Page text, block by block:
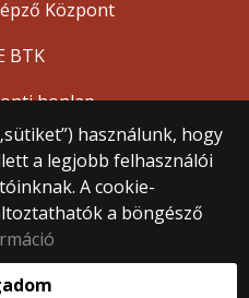
használunk, hogy
a legjobb felhasználói
A cookie-
a böngésző
Központ
BTK
honlap
Tudományegyetem
fenntartva.
tér 1–3.
+36 1 411 6500